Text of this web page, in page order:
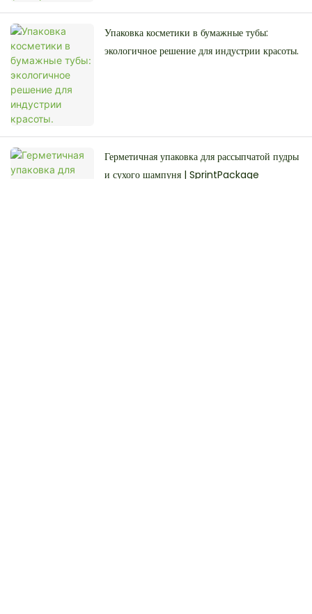
Упаковка косметики в бумажные тубы:
экологичное решение для индустрии красоты.
Герметичная упаковка для рассыпчатой ​​пудры
и сухого шампуня | SprintPackage